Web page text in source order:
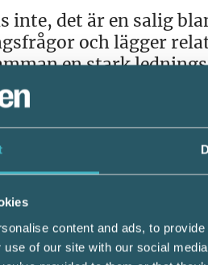
content and ads, to
use of our site with our social
inte, det är en salig
och lägger
en stark
för att
och
med organisationer
att främja